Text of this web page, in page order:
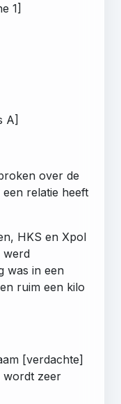
1]
A]
over de
relatie heeft
HKS en Xpol
werd
was in een
ruim een kilo
[verdachte]
wordt zeer